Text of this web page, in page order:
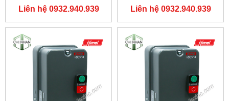
HIMEL
Liên hệ 0932.940.939
HIMEL
Liên hệ 0932.940.939